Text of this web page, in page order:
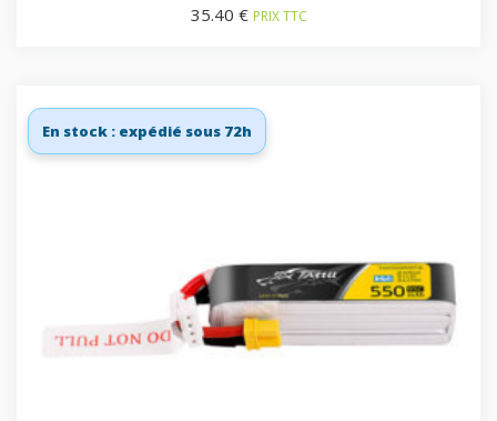
35.40 € PRIX TTC
En stock : expédié sous 72h